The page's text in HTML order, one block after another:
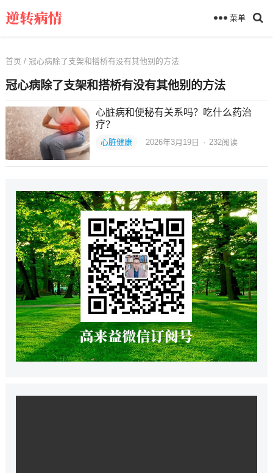
菜单
首页 / 冠心病除了支架和搭桥有没有其他别的方法
冠心病除了支架和搭桥有没有其他别的方法
心脏病和便秘有关系吗？吃什么药治
疗？
心脏健康 2026年3月19日 · 232阅读